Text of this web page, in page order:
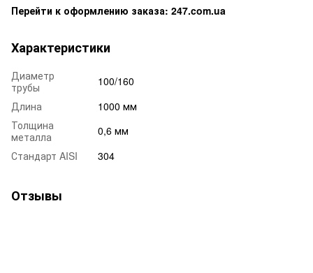
Перейти к оформлению заказа: 247.com.ua
Характеристики
Диаметр
трубы
100/160
Длина
1000 мм
Толщина
металла
0,6 мм
Стандарт AISI
304
Отзывы